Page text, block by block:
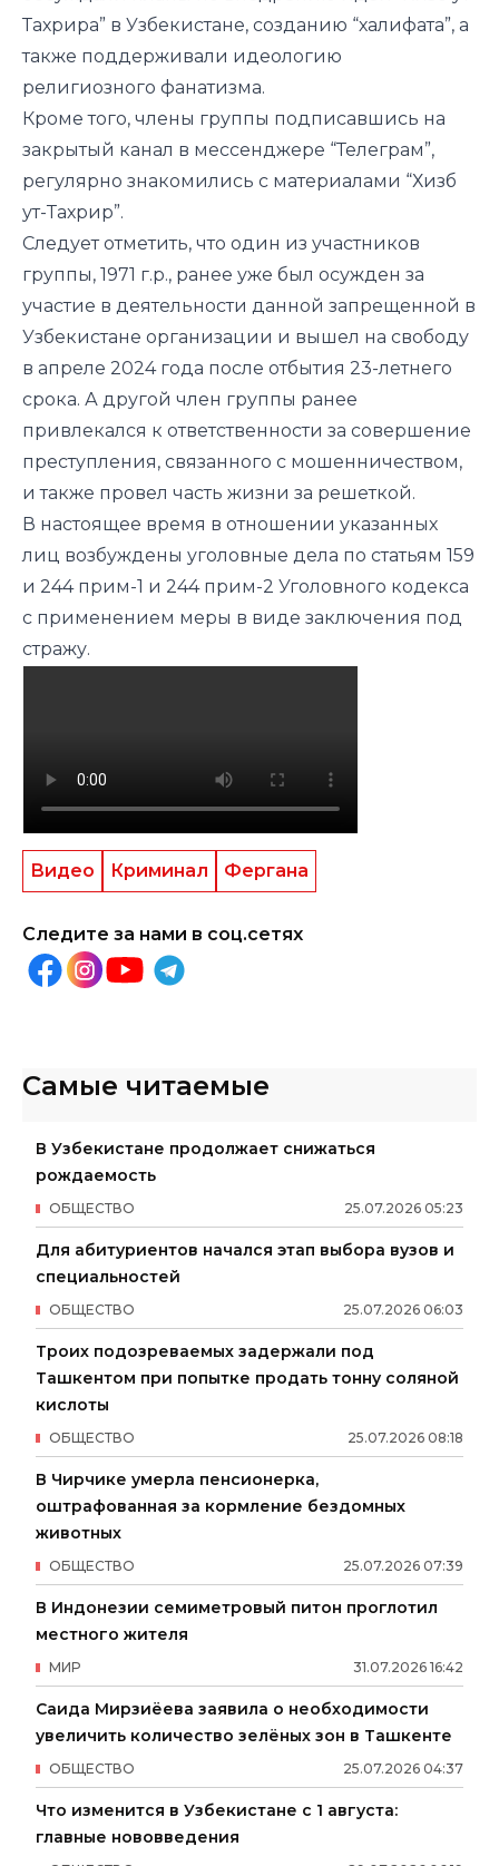
Тахрира” в Узбекистане, созданию “халифата”, а
также поддерживали идеологию
религиозного фанатизма.
Кроме того, члены группы подписавшись на
закрытый канал в мессенджере “Телеграм”,
регулярно знакомились с материалами “Хизб
ут-Тахрир”.
Следует отметить, что один из участников
группы, 1971 г.р., ранее уже был осужден за
участие в деятельности данной запрещенной в
Узбекистане организации и вышел на свободу
в апреле 2024 года после отбытия 23-летнего
срока. А другой член группы ранее
привлекался к ответственности за совершение
преступления, связанного с мошенничеством,
и также провел часть жизни за решеткой.
В настоящее время в отношении указанных
лиц возбуждены уголовные дела по статьям 159
и 244 прим-1 и 244 прим-2 Уголовного кодекса
с применением меры в виде заключения под
стражу.
Видео Криминал Фергана
Следите за нами в соц.сетях
Самые читаемые
В Узбекистане продолжает снижаться
рождаемость
25.07.2026 05:23
ОБЩЕСТВО
Для абитуриентов начался этап выбора вузов и
специальностей
25.07.2026 06:03
ОБЩЕСТВО
Троих подозреваемых задержали под
Ташкентом при попытке продать тонну соляной
кислоты
25.07.2026 08:18
ОБЩЕСТВО
В Чирчике умерла пенсионерка,
оштрафованная за кормление бездомных
животных
25.07.2026 07:39
ОБЩЕСТВО
В Индонезии семиметровый питон проглотил
местного жителя
31.07.2026 16:42
МИР
Саида Мирзиёева заявила о необходимости
увеличить количество зелёных зон в Ташкенте
25.07.2026 04:37
ОБЩЕСТВО
Что изменится в Узбекистане с 1 августа:
главные нововведения